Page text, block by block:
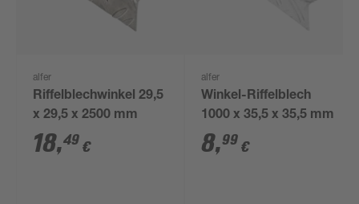
alfer
Riffelblechwinkel 29,5
x 29,5 x 2500 mm
18,49 €
alfer
Winkel-Riffelblech
1000 x 35,5 x 35,5 mm
8,99 €